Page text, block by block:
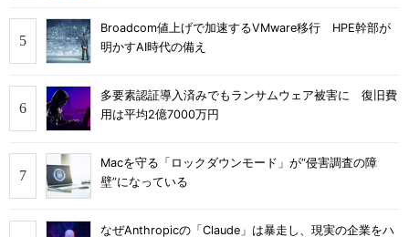
Broadcom値上げで加速するVMware移行 HPE幹部が
明かすAI時代の備え
多要素認証導入済みでもランサムウェア被害に 復旧費
用は平均2億7000万円
Macを守る「ロックダウンモード」が“侵害調査の障
壁”になっている
なぜAnthropicの「Claude」は暴走し、現実の企業をハ